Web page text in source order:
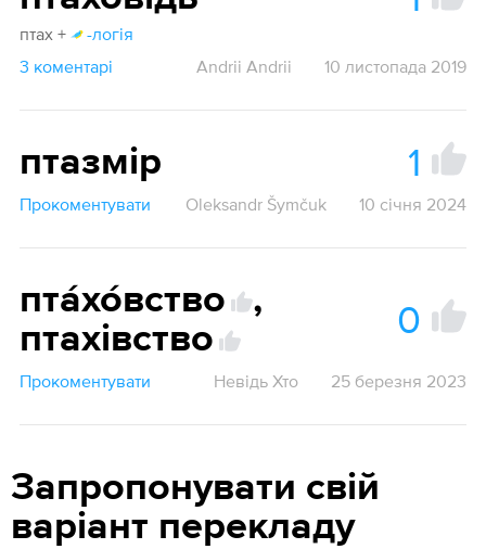
птах +
-логія
3 коментарі
Andrii Andrii 10 листопада 2019
птазмір 1
Прокоментувати Oleksandr Šymčuk 10 січня 2024
пта́хо́вство
,
птахівство
0
Прокоментувати Невідь Хто 25 березня 2023
Запропонувати свій
варіант перекладу